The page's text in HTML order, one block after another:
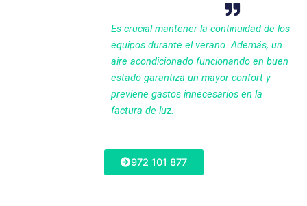
Es crucial mantener la continuidad de los
equipos durante el verano. Además, un
aire acondicionado funcionando en buen
estado garantiza un mayor confort y
previene gastos innecesarios en la
factura de luz.
972 101 877